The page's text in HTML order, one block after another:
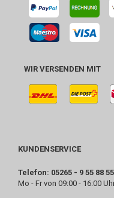
WIR VERSENDEN MIT
KUNDENSERVICE
Telefon: 05265 - 9 55 88 55
Mo - Fr von 09:00 - 16:00